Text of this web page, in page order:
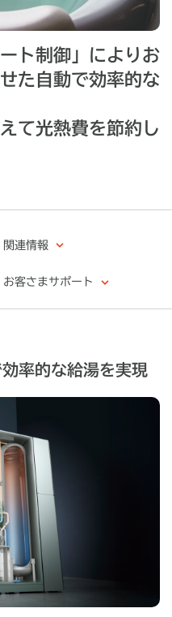
ト制御」によりお
た自動で効率的な
て光熱費を節約し
関連情報
お客さまサポート
率的な給湯を実現